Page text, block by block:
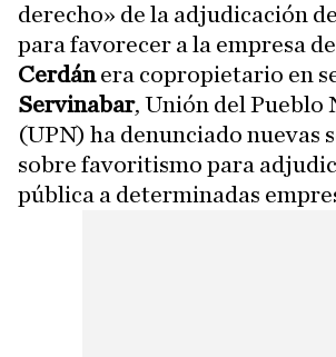
derecho» de la adjudicación
para favorecer a la empresa
Cerdánera copropietario en
Servinabar, Unión del Pueblo
(UPN) ha denunciado nuevas
sobre favoritismo para
pública a determinadas